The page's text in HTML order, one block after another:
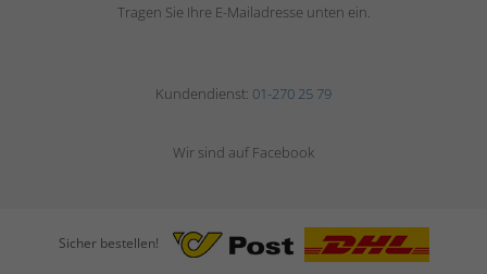
Tragen Sie Ihre E-Mailadresse unten ein.
Kundendienst: 01-270 25 79
Wir sind auf Facebook
Sicher bestellen!